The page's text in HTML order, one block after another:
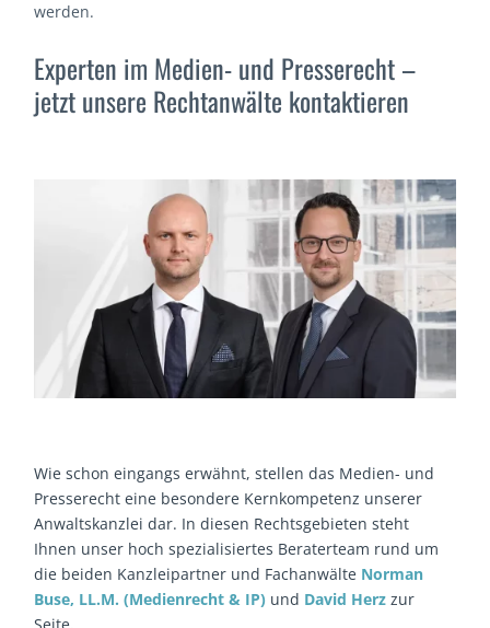
werden.
Experten im Medien- und Presserecht –
jetzt unsere Rechtanwälte kontaktieren
Wie schon eingangs erwähnt, stellen das Medien- und
Presserecht eine besondere Kernkompetenz unserer
Anwaltskanzlei dar. In diesen Rechtsgebieten steht
Ihnen unser hoch spezialisiertes Beraterteam rund um
die beiden Kanzleipartner und Fachanwälte Norman
Buse, LL.M. (Medienrecht & IP) und David Herz zur